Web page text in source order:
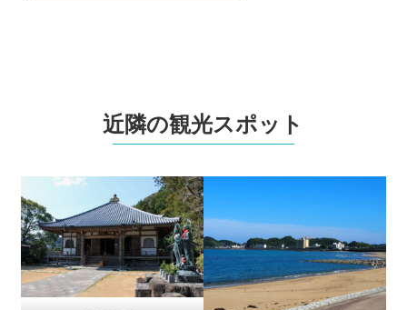
近隣の観光スポット